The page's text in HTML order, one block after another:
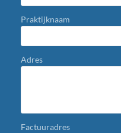
Praktijknaam
Adres
Factuuradres